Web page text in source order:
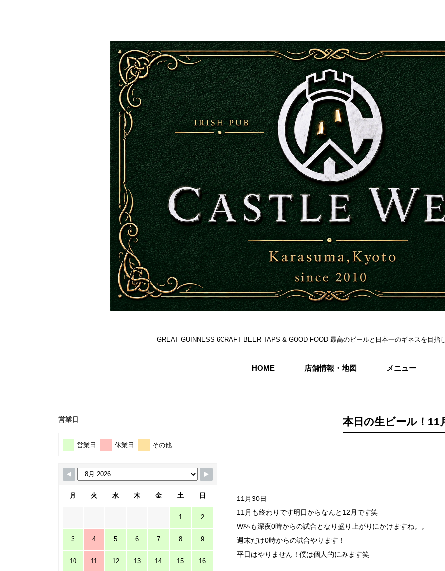
GREAT GUINNESS 6CRAFT BEER TAPS & GOOD FOOD 最高のビールと日本一のギネスを目指
HOME 店舗情報・地図 メニュー
本日の生ビール！11
11月30日
11月も終わりです明日からなんと12月です笑
W杯も深夜0時からの試合となり盛り上がりにかけますね。。
週末だけ0時からの試合やります！
平日はやりません！僕は個人的にみます笑
営業日
営業日 休業日 その他
月 火 水 木 金 土 日
1 2
3 4 5 6 7 8 9
10 11 12 13 14 15 16